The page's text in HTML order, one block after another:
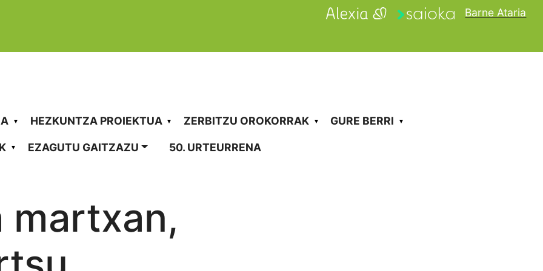
Barne Ataria
HEZKUNTZA PROIEKTUA ZERBITZU OROKORRAK GURE BERRI
EZAGUTU GAITZAZU 50. URTEURRENA
martxan,